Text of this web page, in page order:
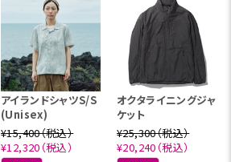
アイランドシャツS/S
(Unisex)
¥15,400（税込）
¥12,320（税込）
オクタライニングジャ
ケット
¥25,300（税込）
¥20,240（税込）